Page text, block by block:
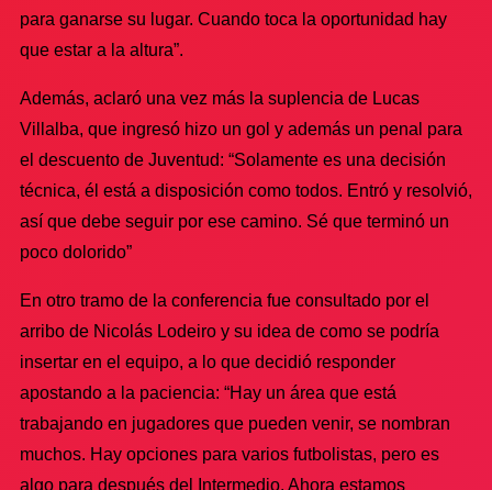
para ganarse su lugar. Cuando toca la oportunidad hay
que estar a la altura”.
Además, aclaró una vez más la suplencia de Lucas
Villalba, que ingresó hizo un gol y además un penal para
el descuento de Juventud: “Solamente es una decisión
técnica, él está a disposición como todos. Entró y resolvió,
así que debe seguir por ese camino. Sé que terminó un
poco dolorido”
En otro tramo de la conferencia fue consultado por el
arribo de Nicolás Lodeiro y su idea de como se podría
insertar en el equipo, a lo que decidió responder
apostando a la paciencia: “Hay un área que está
trabajando en jugadores que pueden venir, se nombran
muchos. Hay opciones para varios futbolistas, pero es
algo para después del Intermedio. Ahora estamos